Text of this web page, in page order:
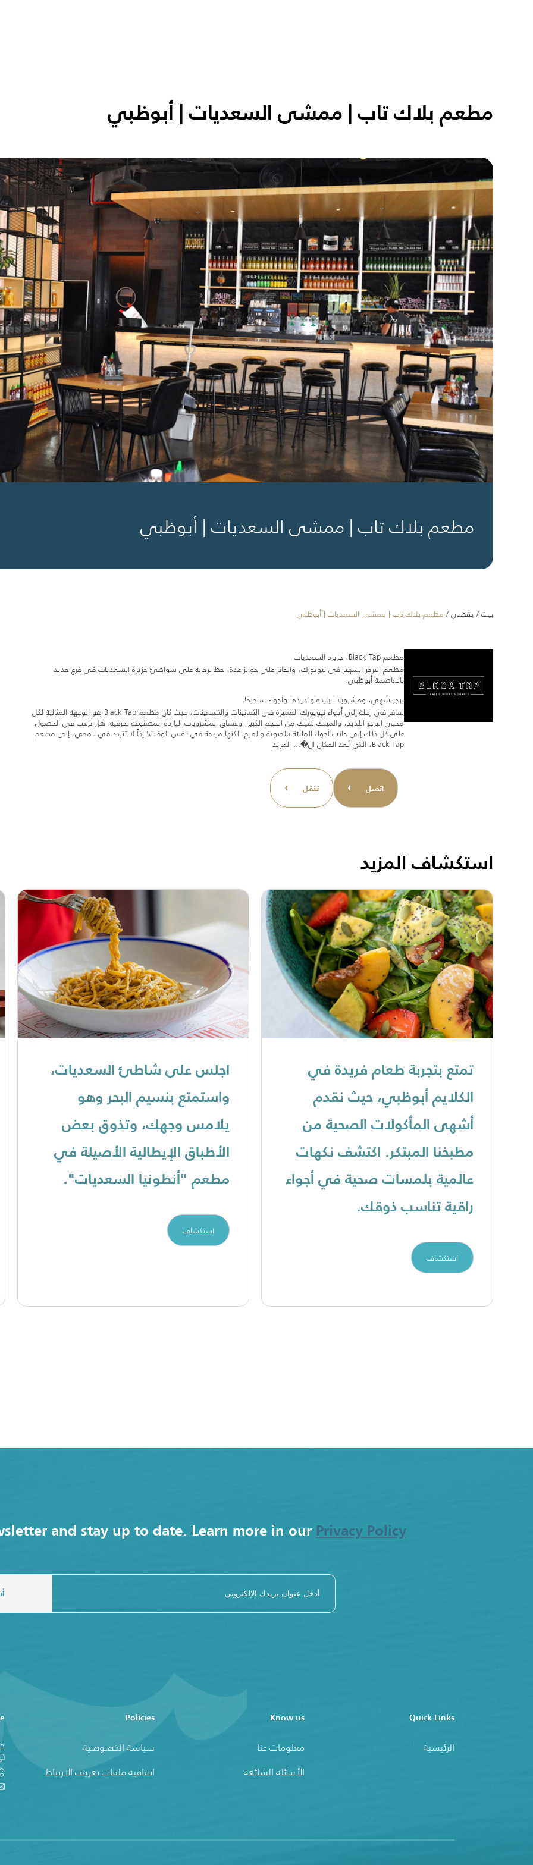
مطعم بلاك تاب | ممشى السعديات | أبوظبي
مطعم بلاك تاب | ممشى السعديات | أبوظبي
بيت/يقضي/مطعم بلاك تاب | ممشى السعديات | أبوظبي
مطعم Black Tap، جزيرة السعديات
مطعم البرجر الشهير في نيويورك، والحائز على جوائز عدة، حط برحاله على شواطئ جزيرة السعديات في فرع جديد
بالعاصمة أبوظبي.
برجر شهي، ومشروبات باردة ولذيذة، وأجواء ساحرة!
سافر في رحلة إلى أجواء نيويورك المميزة في الثمانينات والتسعينات، حيث كان مطعم Black Tap هو الوجهة المثالية لكل
محبي البرجر اللذيذ، والميلك شيك من الحجم الكبير، وعشاق المشروبات الباردة المصنوعة بحرفية. هل ترغب في الحصول
على كل ذلك إلى جانب أجواء المليئة بالحيوية والمرح، لكنها مريحة في نفس الوقت؟ إذاً لا تتردد في المجيء إلى مطعم
Black Tap، الذي يُعد المكان ال�... المزيد
اتصل › تنقل ›
استكشاف المزيد
تمتع بتجربة طعام فريدة في
الكلايم أبوظبي، حيث نقدم
أشهى المأكولات الصحية من
مطبخنا المبتكر. اكتشف نكهات
عالمية بلمسات صحية في أجواء
راقية تناسب ذوقك.
استكشاف
اجلس على شاطئ السعديات،
واستمتع بنسيم البحر وهو
يلامس وجهك، وتذوق بعض
الأطباق الإيطالية الأصيلة في
مطعم "أنطونيا السعديات".
استكشاف
and stay up to date. Learn more in our Privacy Policy
Quick Links
الرئيسية
Know us
معلومات عنا
الأسئلة الشائعة
Policies
سياسة الخصوصية
اتفاقية ملفات تعريف الارتباط